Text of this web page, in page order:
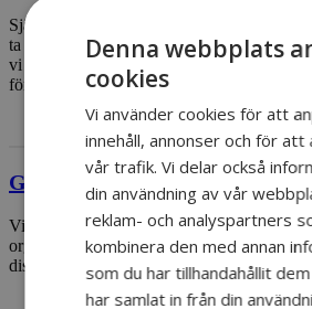
Självklart! Använd vår utbildningskatalog
ta fram den bästa utbildningen för just ditt
vi dig med! Behöver du hjälp från start kan
för rådgivning!
Går det att hålla utbildningen
Vi hjälper dig såklart att nå ut till alla med
organisation. Vi kan anpassa både datum,
distansutbildning som alternativ.
Denna webbplats
cookies
Vi använder cookies för att
innehåll, annonser och för att
vår trafik. Vi delar också
din användning av vår
reklam- och analyspartners
kombinera den med annan
som du har tillhandahållit
har samlat in från din